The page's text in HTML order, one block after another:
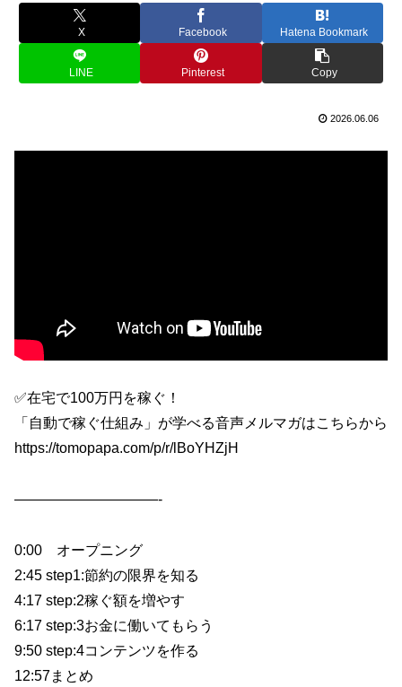
X Facebook Hatena Bookmark
LINE Pinterest Copy
2026.06.06
✅在宅で100万円を稼ぐ！
「自動で稼ぐ仕組み」が学べる音声メルマガはこちらから
https://tomopapa.com/p/r/lBoYHZjH
——————————-
0:00 オープニング
2:45 step1:節約の限界を知る
4:17 step:2稼ぐ額を増やす
6:17 step:3お金に働いてもらう
9:50 step:4コンテンツを作る
12:57まとめ